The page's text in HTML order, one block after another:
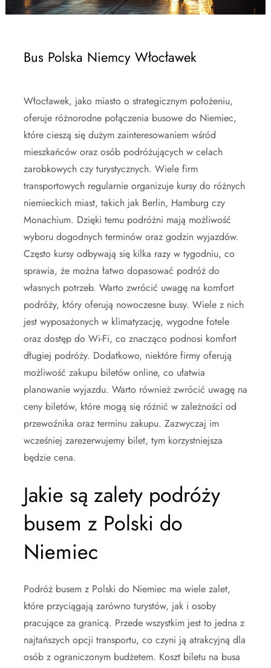
Bus Polska Niemcy Włocławek
Włocławek, jako miasto o strategicznym położeniu,
oferuje różnorodne połączenia busowe do Niemiec,
które cieszą się dużym zainteresowaniem wśród
mieszkańców oraz osób podróżujących w celach
zarobkowych czy turystycznych. Wiele firm
transportowych regularnie organizuje kursy do różnych
niemieckich miast, takich jak Berlin, Hamburg czy
Monachium. Dzięki temu podróżni mają możliwość
wyboru dogodnych terminów oraz godzin wyjazdów.
Często kursy odbywają się kilka razy w tygodniu, co
sprawia, że można łatwo dopasować podróż do
własnych potrzeb. Warto zwrócić uwagę na komfort
podróży, który oferują nowoczesne busy. Wiele z nich
jest wyposażonych w klimatyzację, wygodne fotele
oraz dostęp do Wi-Fi, co znacząco podnosi komfort
długiej podróży. Dodatkowo, niektóre firmy oferują
możliwość zakupu biletów online, co ułatwia
planowanie wyjazdu. Warto również zwrócić uwagę na
ceny biletów, które mogą się różnić w zależności od
przewoźnika oraz terminu zakupu. Zazwyczaj im
wcześniej zarezerwujemy bilet, tym korzystniejsza
będzie cena.
Jakie są zalety podróży
busem z Polski do
Niemiec
Podróż busem z Polski do Niemiec ma wiele zalet,
które przyciągają zarówno turystów, jak i osoby
pracujące za granicą. Przede wszystkim jest to jedna z
najtańszych opcji transportu, co czyni ją atrakcyjną dla
osób z ograniczonym budżetem. Koszt biletu na busa